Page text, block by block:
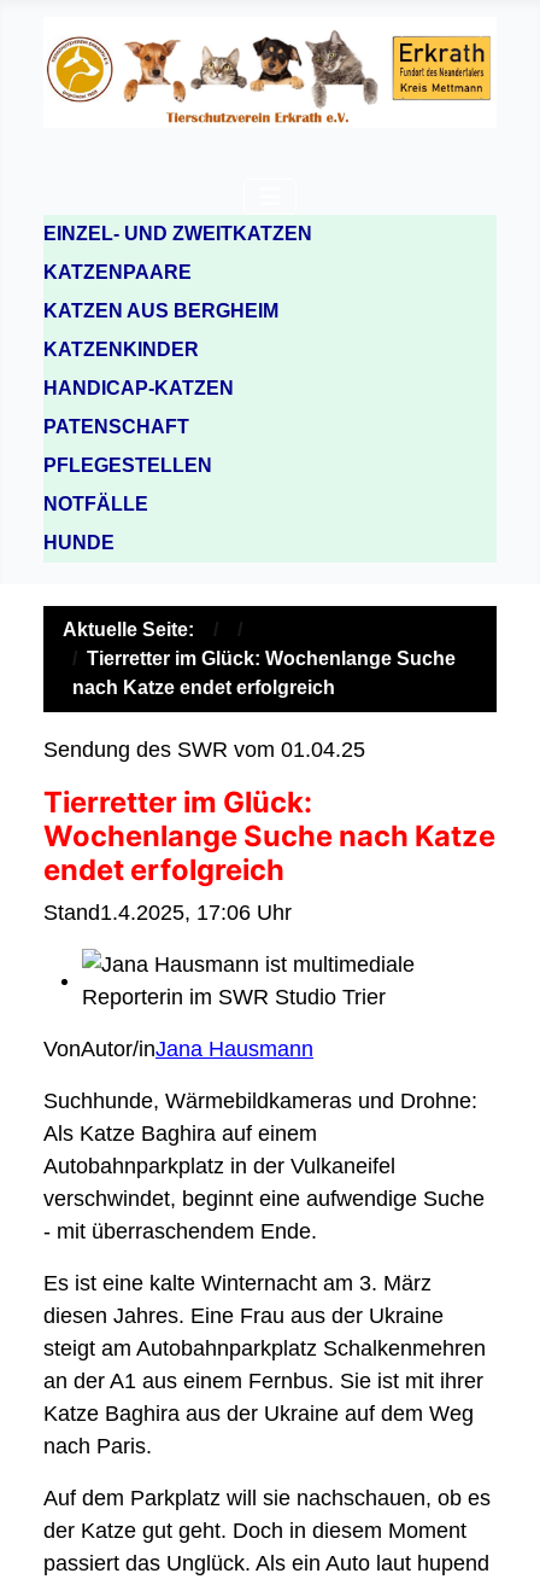
EINZEL- UND ZWEITKATZEN
KATZENPAARE
KATZEN AUS BERGHEIM
KATZENKINDER
HANDICAP-KATZEN
PATENSCHAFT
PFLEGESTELLEN
NOTFÄLLE
HUNDE
Aktuelle Seite:
Tierretter im Glück: Wochenlange Suche
nach Katze endet erfolgreich
Sendung des SWR vom 01.04.25
Tierretter im Glück:
Wochenlange Suche nach Katze
endet erfolgreich
Stand1.4.2025, 17:06 Uhr
VonAutor/inJana Hausmann
Suchhunde, Wärmebildkameras und Drohne:
Als Katze Baghira auf einem
Autobahnparkplatz in der Vulkaneifel
verschwindet, beginnt eine aufwendige Suche
- mit überraschendem Ende.
Es ist eine kalte Winternacht am 3. März
diesen Jahres. Eine Frau aus der Ukraine
steigt am Autobahnparkplatz Schalkenmehren
an der A1 aus einem Fernbus. Sie ist mit ihrer
Katze Baghira aus der Ukraine auf dem Weg
nach Paris.
Auf dem Parkplatz will sie nachschauen, ob es
der Katze gut geht. Doch in diesem Moment
passiert das Unglück. Als ein Auto laut hupend